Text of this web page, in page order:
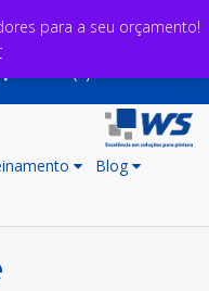
Blog
para a seu orçamento!